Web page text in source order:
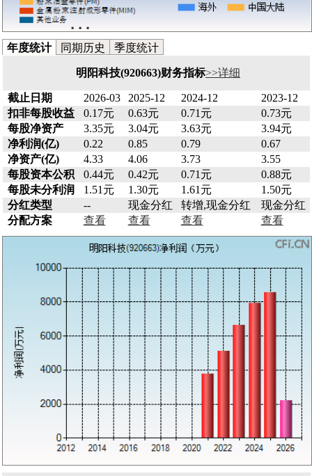
年度统计 同期历史 季度统计
明阳科技(920663)财务指标>>详细
截止日期 2026-03 2025-12 2024-12
2023-12
扣非每股收益
0.17元 0.63元 0.71元
0.73元
每股净资产
3.35元 3.04元 3.63元
3.94元
净利润(亿)
0.22 0.85 0.79
0.67
净资产(亿)
4.33 4.06 3.73
3.55
每股资本公积
0.44元 0.42元 0.71元
0.88元
每股未分利润
1.51元 1.30元 1.61元
1.50元
分红类型
-- 现金分红 转增,现金分红
现金分红
分配方案
查看 查看 查看 查看